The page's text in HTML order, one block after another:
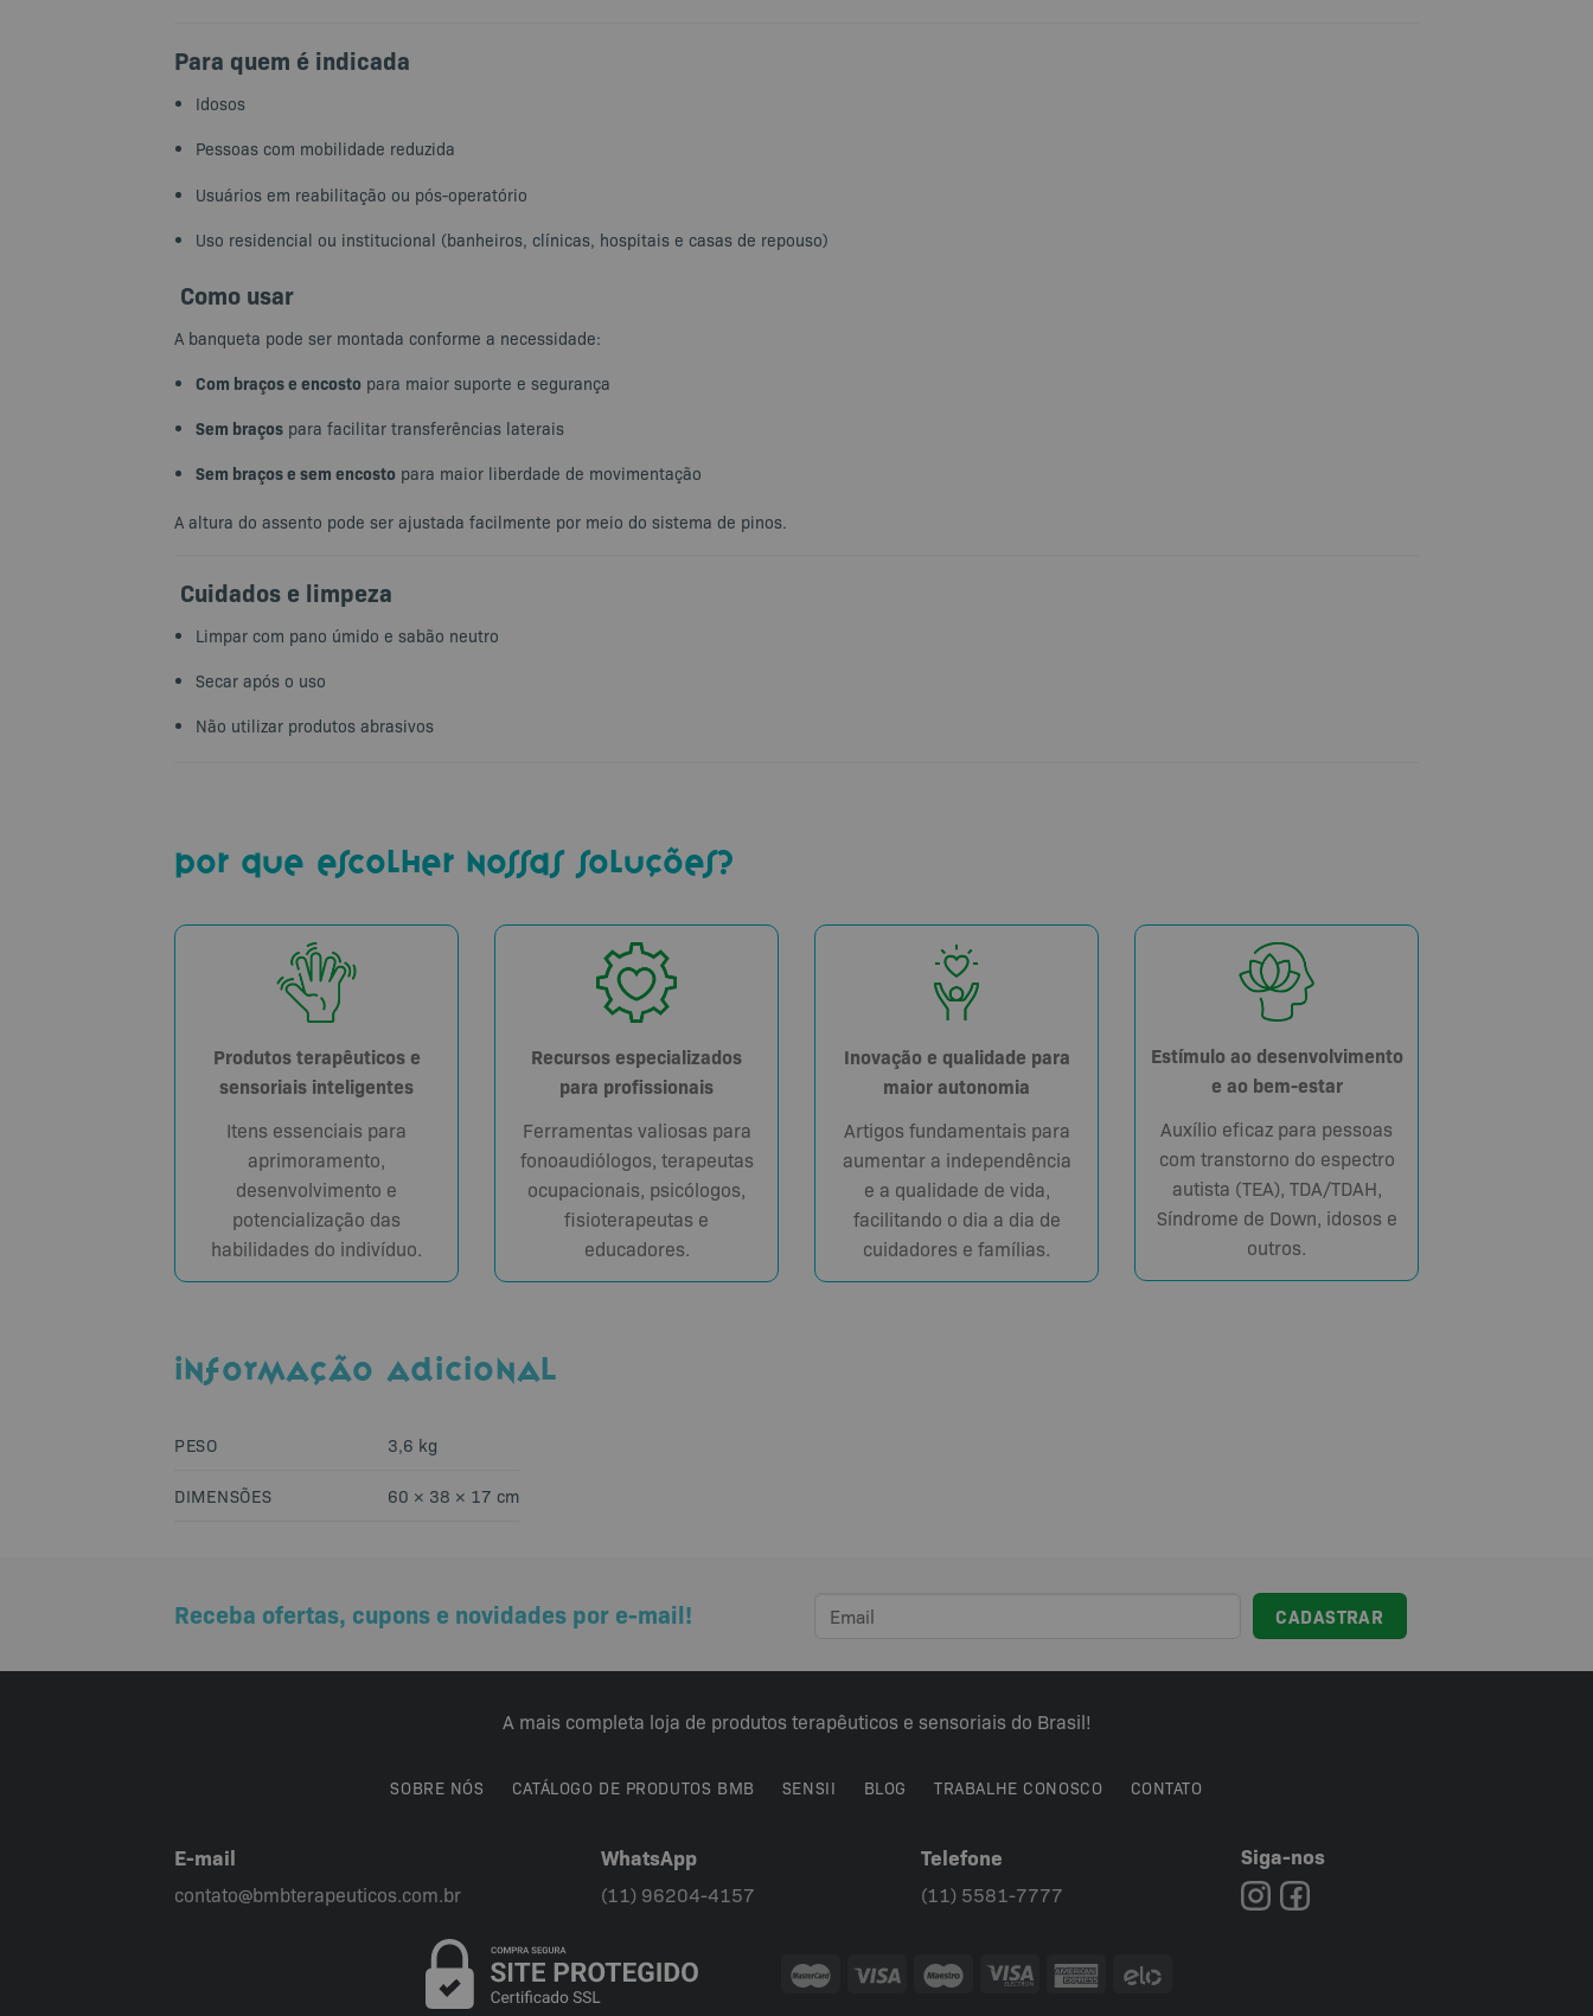
Para quem é indicada
Idosos
Pessoas com mobilidade reduzida
Usuários em reabilitação ou pós-operatório
Uso residencial ou institucional (banheiros, clínicas, hospitais e casas de repouso)
Como usar
A banqueta pode ser montada conforme a necessidade:
Com braços e encosto para maior suporte e segurança
Sem braços para facilitar transferências laterais
Sem braços e sem encosto para maior liberdade de movimentação
A altura do assento pode ser ajustada facilmente por meio do sistema de pinos.
Cuidados e limpeza
Limpar com pano úmido e sabão neutro
Secar após o uso
Não utilizar produtos abrasivos
por que escolher nossas soluções?
Produtos terapêuticos e
sensoriais inteligentes
Itens essenciais para
aprimoramento,
desenvolvimento e
potencialização das
habilidades do indivíduo.
Recursos especializados
para profissionais
Ferramentas valiosas para
fonoaudiólogos, terapeutas
ocupacionais, psicólogos,
fisioterapeutas e
educadores.
Inovação e qualidade para
maior autonomia
Artigos fundamentais para
aumentar a independência
e a qualidade de vida,
facilitando o dia a dia de
cuidadores e famílias.
Estímulo ao desenvolvimento
e ao bem-estar
Auxílio eficaz para pessoas
com transtorno do espectro
autista (TEA), TDA/TDAH,
Síndrome de Down, idosos e
outros.
INFORMAÇÃO ADICIONAL
PESO 3,6 kg
DIMENSÕES 60 × 38 × 17 cm
Receba ofertas, cupons e novidades por e-mail!
A mais completa loja de produtos terapêuticos e sensoriais do Brasil!
SOBRE NÓS CATÁLOGO DE PRODUTOS BMB SENSII BLOG TRABALHE CONOSCO CONTATO
E-mail
contato@bmbterapeuticos.com.br
WhatsApp
(11) 96204-4157
Telefone
(11) 5581-7777
Siga-nos